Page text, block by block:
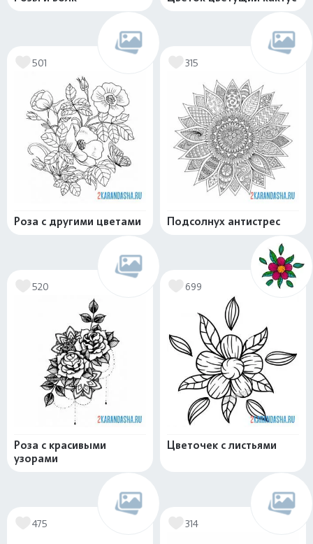
501
Роза с другими цветами
315
Подсолнух антистрес
520
Роза с красивыми
узорами
699
Цветочек с листьями
475 314